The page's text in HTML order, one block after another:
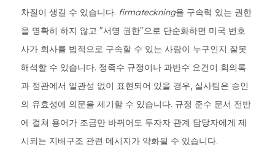
차질이 생길 수 있습니다. firmateckning을 구속력 있는 권한
을 명확히 하지 않고 "서명 권한"으로 단순화하면 미국 변호
사가 회사를 법적으로 구속할 수 있는 사람이 누구인지 잘못
해석할 수 있습니다. 정족수 규정이나 과반수 요건이 회의록
과 정관에서 일관성 없이 표현되어 있을 경우, 실사팀은 승인
의 유효성에 의문을 제기할 수 있습니다. 규정 준수 문서 전반
에 걸쳐 용어가 조금만 바뀌어도 투자자 관계 담당자에게 제
시되는 지배구조 관련 메시지가 약화될 수 있습니다.